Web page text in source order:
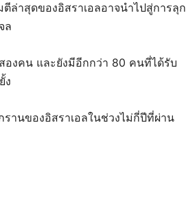
ล่าสุดของอิสราเอลอาจนำไปสู่การลุก
ล
องคน และยังมีอีกกว่า 80 คนที่ได้รับ
ง
านของอิสราเอลในช่วงไม่กี่ปีที่ผ่าน